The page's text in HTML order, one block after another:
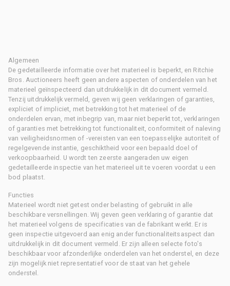
Algemeen
De gedetailleerde informatie over het materieel is beperkt, en Ritchie
Bros. Auctioneers heeft geen andere aspecten of onderdelen van het
materieel geïnspecteerd dan uitdrukkelijk in dit document vermeld.
Tenzij uitdrukkelijk vermeld, geven wij geen verklaringen of garanties,
expliciet of impliciet, met betrekking tot het materieel of de
onderdelen ervan, met inbegrip van, maar niet beperkt tot, verklaringen
of garanties met betrekking tot functionaliteit, conformiteit of naleving
van veiligheidsnormen of -vereisten van een toepasselijke autoriteit of
regelgevende instantie, geschiktheid voor een bepaald doel of
verkoopbaarheid. U wordt ten zeerste aangeraden uw eigen
gedetailleerde inspectie van het materieel uit te voeren voordat u een
bod plaatst.
Functies
Materieel wordt niet getest onder belasting of gebruikt in alle
beschikbare versnellingen. Wij geven geen verklaring of garantie dat
het materieel volgens de specificaties van de fabrikant werkt. Er is
geen inspectie uitgevoerd aan enig ander functionaliteitsaspect dan
uitdrukkelijk in dit document vermeld. Er zijn alleen selecte foto's
beschikbaar voor afzonderlijke onderdelen van het onderstel, en deze
zijn mogelijk niet representatief voor de staat van het gehele
onderstel.